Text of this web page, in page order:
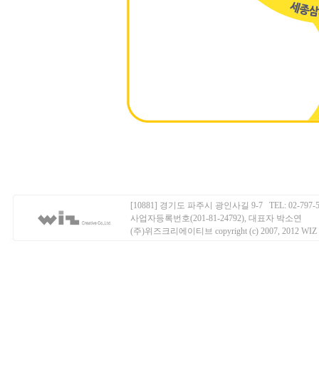
[10881] 경기도 파주시 광인사길 9-7 TEL: 02-797-
사업자등록번호(201-81-24792), 대표자 박소연
(주)위즈크리에이티브 copyright (c) 2007, 2012 WIZ